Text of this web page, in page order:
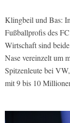
Klingbeil und Bas:
Fußballprofis des
Wirtschaft sind
Nase vereinzelt um
Spitzenleute bei
mit 9 bis 10